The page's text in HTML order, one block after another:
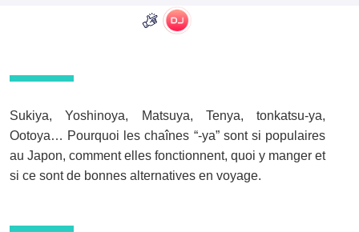
Sukiya, Yoshinoya, Matsuya, Tenya, tonkatsu-ya,
Ootoya… Pourquoi les chaînes “-ya” sont si populaires
au Japon, comment elles fonctionnent, quoi y manger et
si ce sont de bonnes alternatives en voyage.